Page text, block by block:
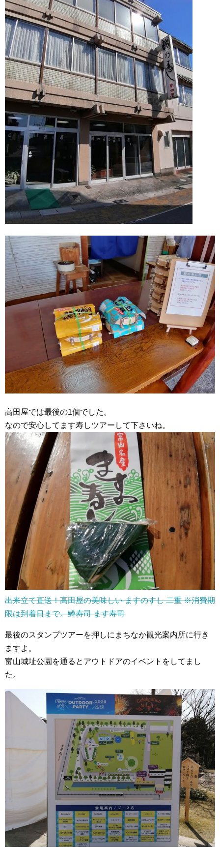
高田屋では最後の1個でした。
なので安心してます寿しツアーして下さいね。
出来立て直送！高田屋の美味しい ますのすし 二重 ※消費期
限は到着日まで。鱒寿司 ます寿司
最後のスタンプツアーを押しにまちなか観光案内所に行き
ますよ。
富山城址公園を通るとアウトドアのイベントをしてまし
た。